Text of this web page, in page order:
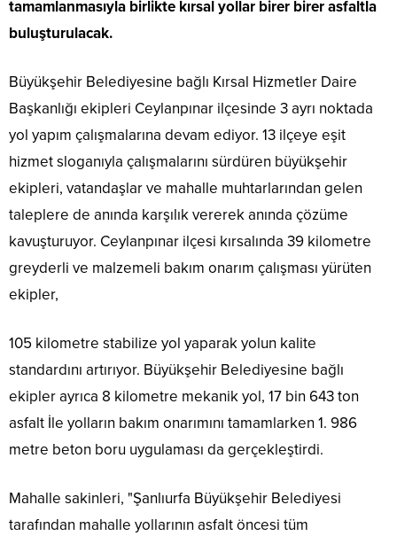
tamamlanmasıyla birlikte kırsal yollar birer birer asfaltla
buluşturulacak.
Büyükşehir Belediyesine bağlı Kırsal Hizmetler Daire
Başkanlığı ekipleri Ceylanpınar ilçesinde 3 ayrı noktada
yol yapım çalışmalarına devam ediyor. 13 ilçeye eşit
hizmet sloganıyla çalışmalarını sürdüren büyükşehir
ekipleri, vatandaşlar ve mahalle muhtarlarından gelen
taleplere de anında karşılık vererek anında çözüme
kavuşturuyor. Ceylanpınar ilçesi kırsalında 39 kilometre
greyderli ve malzemeli bakım onarım çalışması yürüten
ekipler,
105 kilometre stabilize yol yaparak yolun kalite
standardını artırıyor. Büyükşehir Belediyesine bağlı
ekipler ayrıca 8 kilometre mekanik yol, 17 bin 643 ton
asfalt İle yolların bakım onarımını tamamlarken 1. 986
metre beton boru uygulaması da gerçekleştirdi.
Mahalle sakinleri, "Şanlıurfa Büyükşehir Belediyesi
tarafından mahalle yollarının asfalt öncesi tüm